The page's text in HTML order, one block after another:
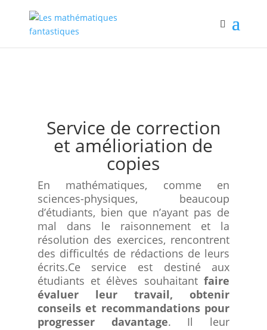
Service de correction
et amélioriation de
copies
En mathématiques, comme en
sciences-physiques, beaucoup
d’étudiants, bien que n’ayant pas de
mal dans le raisonnement et la
résolution des exercices, rencontrent
des difficultés de rédactions de leurs
écrits.Ce service est destiné aux
étudiants et élèves souhaitantfaire
évaluer leur travail, obtenir
conseils et recommandations pour
progresser davantage. Il leur